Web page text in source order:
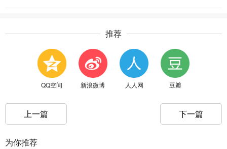
推荐
QQ空间 新浪微博 人人网 豆瓣
上一篇 下一篇
为你推荐